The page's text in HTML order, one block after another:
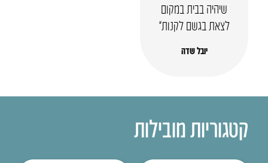
שיהיה בבית במקום
לצאת בגשם לקנות”
יובל שדה
קטגוריות מובילות